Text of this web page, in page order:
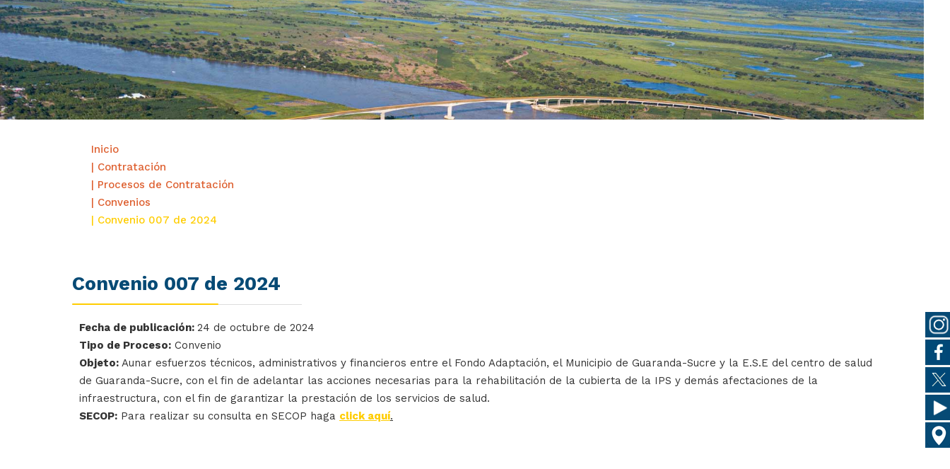
Inicio
| Contratación
| Procesos de Contratación
| Convenios
| Convenio 007 de 2024
Convenio 007 de 2024
Fecha de publicación: 24 de octubre de 2024
Tipo de Proceso: Convenio
Objeto: Aunar esfuerzos técnicos, administrativos y financieros entre el Fondo Adaptación, el Municipio de Guaranda-Sucre y la E.S.E del centro de salud
de Guaranda-Sucre, con el fin de adelantar las acciones necesarias para la rehabilitación de la cubierta de la IPS y demás afectaciones de la
infraestructura, con el fin de garantizar la prestación de los servicios de salud.
SECOP: Para realizar su consulta en SECOP haga click aquí.